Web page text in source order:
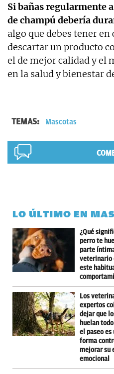
Si bañas regularmente
de champú debería
algo que debes tener en
descartar un producto
el de mejor calidad y el
en la salud y bienestar
TEMAS: Mascotas
LO ÚLTIMO EN
¿Qué
perro te
parte
veterinario
este
Los
expertos
dejar que
huelan
el paseo es
forma
mejorar su
emocional